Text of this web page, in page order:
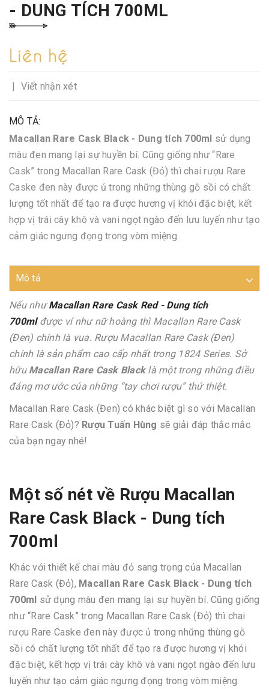
- DUNG TÍCH 700ML
Liên hệ
Viết nhận xét
MÔ TẢ:
Macallan Rare Cask Black - Dung tích 700ml sử dụng
màu đen mang lại sự huyền bí. Cũng giống như “Rare
Cask” trong Macallan Rare Cask (Đỏ) thì chai rượu Rare
Caske đen này được ủ trong những thùng gỗ sồi có chất
lượng tốt nhất để tạo ra được hương vị khói đặc biệt, kết
hợp vị trái cây khô và vani ngọt ngào đến lưu luyến như tạo
cảm giác ngưng đọng trong vòm miệng.
Mô tả
Nếu nhưMacallan Rare Cask Red - Dung tích
700ml được ví như nữ hoàng thì Macallan Rare Cask
(Đen) chính là vua. Rượu Macallan Rare Cask (Đen)
chính là sản phẩm cao cấp nhất trong 1824 Series. Sở
hữu Macallan Rare Cask Blacklà một trong những điều
đáng mơ ước của những “tay chơi rượu” thứ thiệt.
Macallan Rare Cask (Đen) có khác biệt gì so với Macallan
Rare Cask (Đỏ)? Rượu Tuấn Hùng sẽ giải đáp thắc mắc
của bạn ngay nhé!
Một số nét về Rượu Macallan
Rare Cask Black - Dung tích
700ml
Khác với thiết kế chai màu đỏ sang trọng của Macallan
Rare Cask (Đỏ), Macallan Rare Cask Black - Dung tích
700ml sử dụng màu đen mang lại sự huyền bí. Cũng giống
như “Rare Cask” trong Macallan Rare Cask (Đỏ) thì chai
rượu Rare Caske đen này được ủ trong những thùng gỗ
sồi có chất lượng tốt nhất để tạo ra được hương vị khói
đặc biệt, kết hợp vị trái cây khô và vani ngọt ngào đến lưu
luyến như tạo cảm giác ngưng đọng trong vòm miệng.